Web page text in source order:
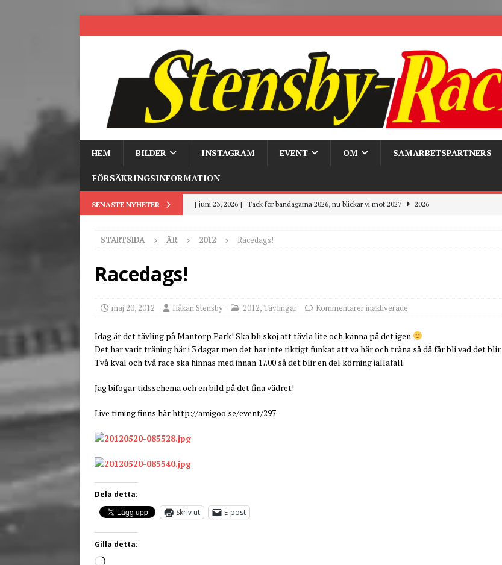
HEM BILDER INSTAGRAM EVENT OM SAMARBETSPARTNERS
FÖRSÄKRINGSINFORMATION
SENASTE NYHETER [ juni 23, 2026 ] Tack för bandagarna 2026, nu blickar vi mot 2027 2026
[ mars 19, 2026 ] Trygghet på våra bandagar
STARTSIDA ÅR 2012 Racedags!
Racedags!
maj 20, 2012 Håkan Stensby 2012, Tävlingar Kommentarer inaktiverade
Idag är det tävling på Mantorp Park! Ska bli skoj att tävla lite och känna på det igen
Det har varit träning här i 3 dagar men det har inte riktigt funkat att va här och träna så då får bli vad det blir.
Två kval och två race ska hinnas med innan 17.00 så det blir en del körning iallafall.
Jag bifogar tidsschema och en bild på det fina vädret!
Live timing finns här http://amigoo.se/event/297
Dela detta:
Skriv ut
E-post
Gilla detta: